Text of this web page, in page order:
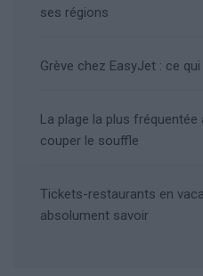
ses régions
Grève chez EasyJet : ce
La plage la plus
couper le souffle
Tickets-restaurants en
absolument savoir